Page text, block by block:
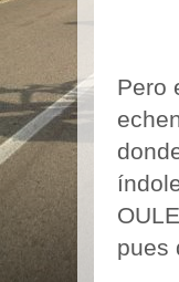
Pero
pues